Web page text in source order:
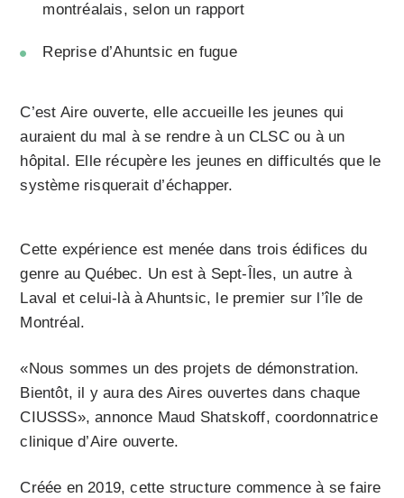
montréalais, selon un rapport
Reprise d’Ahuntsic en fugue
C’est Aire ouverte, elle accueille les jeunes qui
auraient du mal à se rendre à un CLSC ou à un
hôpital. Elle récupère les jeunes en difficultés que le
système risquerait d’échapper.
Cette expérience est menée dans trois édifices du
genre au Québec. Un est à Sept-Îles, un autre à
Laval et celui-là à Ahuntsic, le premier sur l’île de
Montréal.
«Nous sommes un des projets de démonstration.
Bientôt, il y aura des Aires ouvertes dans chaque
CIUSSS», annonce Maud Shatskoff, coordonnatrice
clinique d’Aire ouverte.
Créée en 2019, cette structure commence à se faire